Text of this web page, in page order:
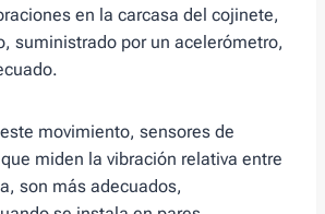
en la carcasa del cojinete,
suministrado por un acelerómetro,
movimiento, sensores de
miden la vibración relativa entre
son más adecuados,